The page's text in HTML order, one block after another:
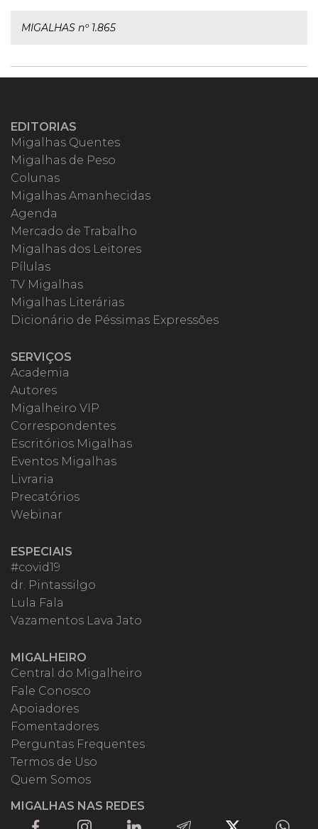
MIGALHAS nº 1.865
EDITORIAS
Migalhas Quentes
Migalhas de Peso
Colunas
Migalhas Amanhecidas
Agenda
Mercado de Trabalho
Migalhas dos Leitores
Pílulas
TV Migalhas
Migalhas Literárias
Dicionário de Péssimas Expressões
SERVIÇOS
Academia
Autores
Migalheiro VIP
Correspondentes
Escritórios Migalhas
Eventos Migalhas
Livraria
Precatórios
Webinar
ESPECIAIS
#covid19
dr. Pintassilgo
Lula Fala
Vazamentos Lava Jato
MIGALHEIRO
Central do Migalheiro
Fale Conosco
Apoiadores
Fomentadores
Perguntas Frequentes
Termos de Uso
Quem Somos
MIGALHAS NAS REDES